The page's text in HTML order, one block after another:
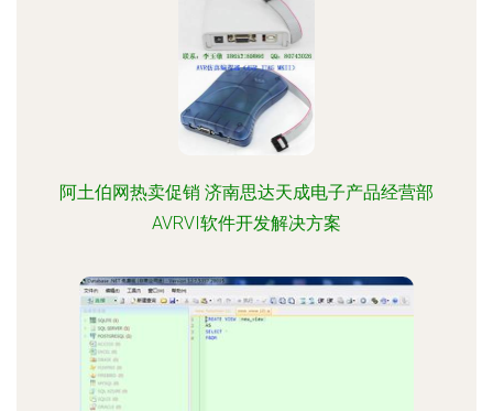
阿土伯网热卖促销 济南思达天成电子产品经营部
AVRVI软件开发解决方案